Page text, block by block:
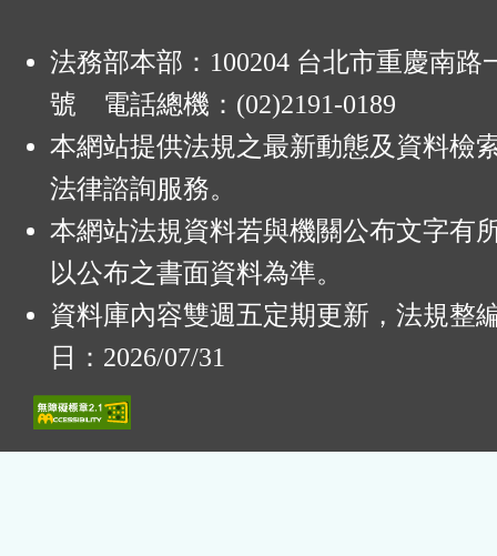
法務部本部：100204 台北市重慶南路
號 電話總機：(02)2191-0189
本網站提供法規之最新動態及資料檢
法律諮詢服務。
本網站法規資料若與機關公布文字有
以公布之書面資料為準。
資料庫內容雙週五定期更新，法規整
日：2026/07/31